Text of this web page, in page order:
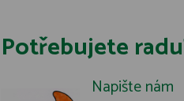
Potřebujete
Napište nám